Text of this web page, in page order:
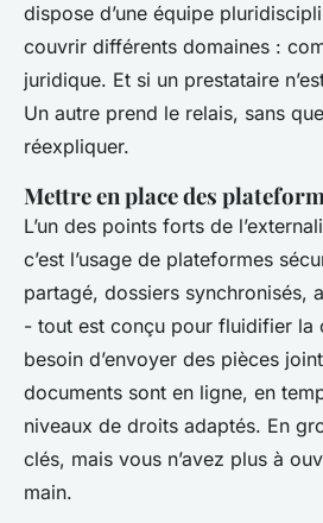
dispose d’une équipe
couvrir différents domaines :
juridique. Et si un prestataire
Un autre prend le relais, sans
réexpliquer.
Mettre en place des
L’un des points forts de
c’est l’usage de plateformes
partagé, dossiers synchronisés,
- tout est conçu pour fluidifier la
besoin d’envoyer des pièces
documents sont en ligne, en
niveaux de droits adaptés. En
clés, mais vous n’avez plus à
main.